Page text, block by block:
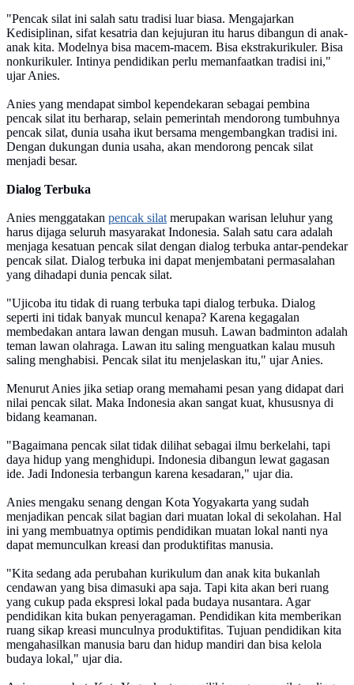
"Pencak silat ini salah satu tradisi luar biasa. Mengajarkan
Kedisiplinan, sifat kesatria dan kejujuran itu harus dibangun di anak-
anak kita. Modelnya bisa macem-macem. Bisa ekstrakurikuler. Bisa
nonkurikuler. Intinya pendidikan perlu memanfaatkan tradisi ini,"
ujar Anies.
Anies yang mendapat simbol kependekaran sebagai pembina
pencak silat itu berharap, selain pemerintah mendorong tumbuhnya
pencak silat, dunia usaha ikut bersama mengembangkan tradisi ini.
Dengan dukungan dunia usaha, akan mendorong pencak silat
menjadi besar.
Dialog Terbuka
Anies menggatakan pencak silatmerupakan warisan leluhur yang
harus dijaga seluruh masyarakat Indonesia. Salah satu cara adalah
menjaga kesatuan pencak silat dengan dialog terbuka antar-pendekar
pencak silat. Dialog terbuka ini dapat menjembatani permasalahan
yang dihadapi dunia pencak silat.
"Ujicoba itu tidak di ruang terbuka tapi dialog terbuka. Dialog
seperti ini tidak banyak muncul kenapa? Karena kegagalan
membedakan antara lawan dengan musuh. Lawan badminton adalah
teman lawan olahraga. Lawan itu saling menguatkan kalau musuh
saling menghabisi. Pencak silat itu menjelaskan itu," ujar Anies.
Menurut Anies jika setiap orang memahami pesan yang didapat dari
nilai pencak silat. Maka Indonesia akan sangat kuat, khususnya di
bidang keamanan.
"Bagaimana pencak silat tidak dilihat sebagai ilmu berkelahi, tapi
daya hidup yang menghidupi. Indonesia dibangun lewat gagasan
ide. Jadi Indonesia terbangun karena kesadaran," ujar dia.
Anies mengaku senang dengan Kota Yogyakarta yang sudah
menjadikan pencak silat bagian dari muatan lokal di sekolahan. Hal
ini yang membuatnya optimis pendidikan muatan lokal nanti nya
dapat memunculkan kreasi dan produktifitas manusia.
"Kita sedang ada perubahan kurikulum dan anak kita bukanlah
cendawan yang bisa dimasuki apa saja. Tapi kita akan beri ruang
yang cukup pada ekspresi lokal pada budaya nusantara. Agar
pendidikan kita bukan penyeragaman. Pendidikan kita memberikan
ruang sikap kreasi munculnya produktifitas. Tujuan pendidikan kita
mengahasilkan manusia baru dan hidup mandiri dan bisa kelola
budaya lokal," ujar dia.